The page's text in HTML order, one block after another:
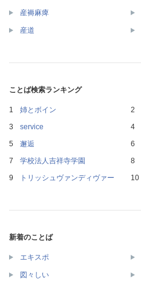
産褥麻痺
産道
ことば検索ランキング
姉とボイン
service
邂逅
学校法人吉祥寺学園
トリッシュヴァンディヴァー
新着のことば
エキスポ
図々しい